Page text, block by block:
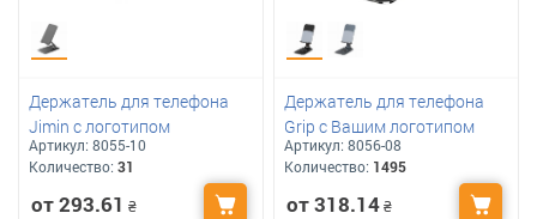
Держатель для телефона
Jimin с логотипом
Артикул: 8055-10
Количество: 31
от 293.61 ₴
Держатель для телефона
Grip с Вашим логотипом
Артикул:8056-08
Количество: 1495
от 318.14₴